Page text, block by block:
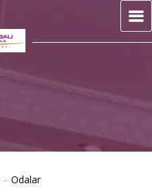
– Odalar